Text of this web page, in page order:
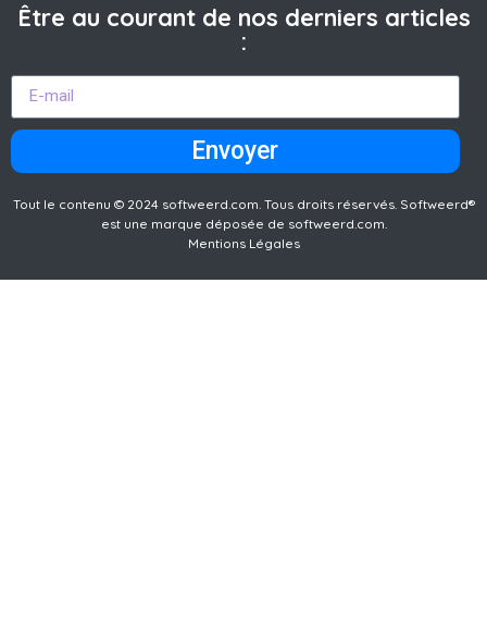
Être au courant de nos derniers articles
:
Envoyer
Tout le contenu © 2024 softweerd.com. Tous droits réservés. Softweerd®
est une marque déposée de softweerd.com.
Mentions Légales